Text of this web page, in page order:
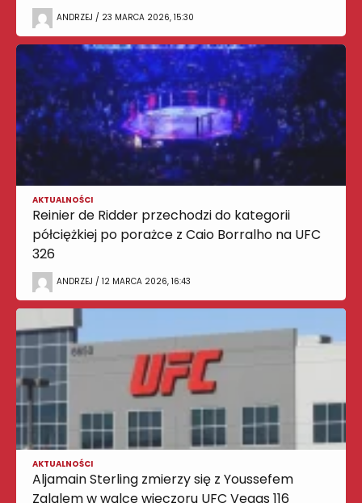
ANDRZEJ / 23 MARCA 2026, 15:30
AKTUALNOŚCI
Reinier de Ridder przechodzi do kategorii
półciężkiej po porażce z Caio Borralho na UFC
326
ANDRZEJ / 12 MARCA 2026, 16:43
AKTUALNOŚCI
Aljamain Sterling zmierzy się z Youssefem
Zalalem w walce wieczoru UFC Vegas 116